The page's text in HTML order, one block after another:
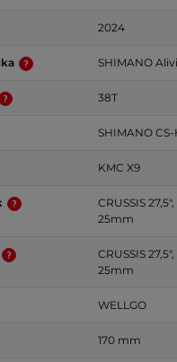
2024
SHIMANO
38T
SHIMANO CS-
KMC X9
CRUSSIS
25mm
CRUSSIS
25mm
WELLGO
170 mm